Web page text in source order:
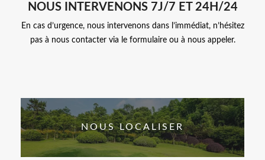
NOUS INTERVENONS 7J/7 ET 24H/24
En cas d’urgence, nous intervenons dans l’immédiat, n’hésitez
pas à nous contacter via le formulaire ou à nous appeler.
NOUS LOCALISER